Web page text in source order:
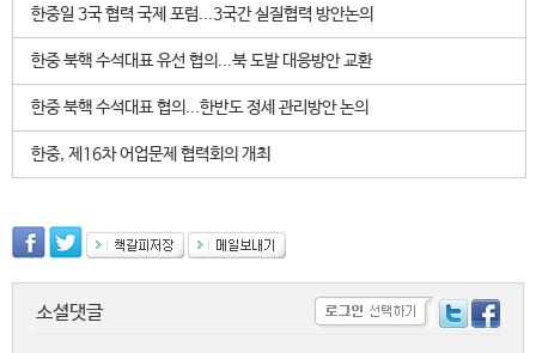
한중일 3국 협력 국제 포럼...3국간 실질협력 방안논의
한중 북핵 수석대표 유선 협의...북 도발 대응방안 교환
한중 북핵 수석대표 협의...한반도 정세 관리방안 논의
한중, 제16차 어업문제 협력회의 개최
소셜댓글